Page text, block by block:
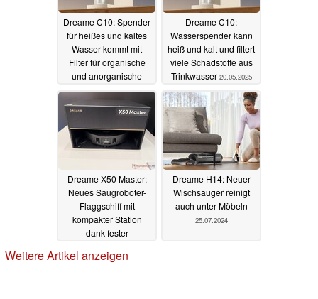
Dreame C10: Spender
für heißes und kaltes
Wasser kommt mit
Filter für organische
und anorganische
Schadstoffe18.06.2025
Dreame C10:
Wasserspender kann
heiß und kalt und filtert
viele Schadstoffe aus
Trinkwasser 20.05.2025
Dreame X50 Master:
Neues Saugroboter-
Flaggschiff mit
kompakter Station
dank fester
15.01.2025
Dreame H14: Neuer
Wischsauger reinigt
auch unter Möbeln
25.07.2024
Weitere Artikel anzeigen